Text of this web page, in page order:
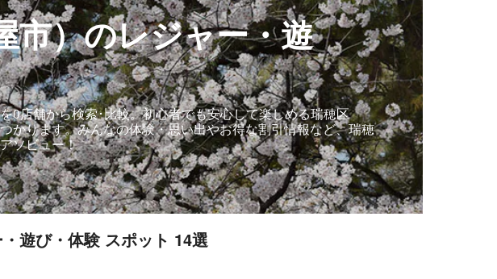
市）のレジャー・遊
0店舗から検索･比較。初心者でも安心して楽しめる瑞穂区
かります。みんなの体験・思い出やお得な割引情報など、瑞穂
ソビュー！
遊び・体験 スポット 14選